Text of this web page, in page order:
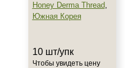
Honey Derma Thread,
Южная Корея
10 шт/упк
Чтобы увидеть цену